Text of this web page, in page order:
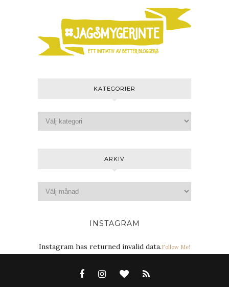
KATEGORIER
ARKIV
INSTAGRAM
Instagram has returned invalid data.Follow Me!